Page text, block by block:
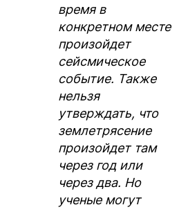
время в
конкретном месте
произойдет
сейсмическое
событие. Также
нельзя
утверждать, что
землетрясение
произойдет там
через год или
через два. Но
ученые могут